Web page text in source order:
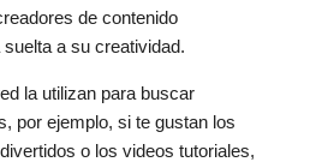
de contenido
a su creatividad.
la utilizan para buscar
por ejemplo, si te gustan los
o los videos tutoriales,